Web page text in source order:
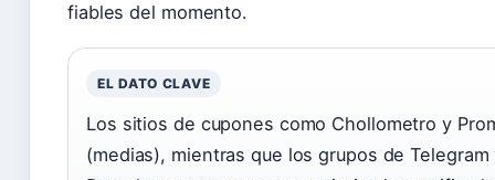
fiables del momento.
EL DATO CLAVE
Los sitios de cupones como Chollometro y
(medias), mientras que los grupos de